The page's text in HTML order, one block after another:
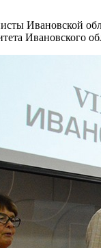
Ивановской
Ивановского